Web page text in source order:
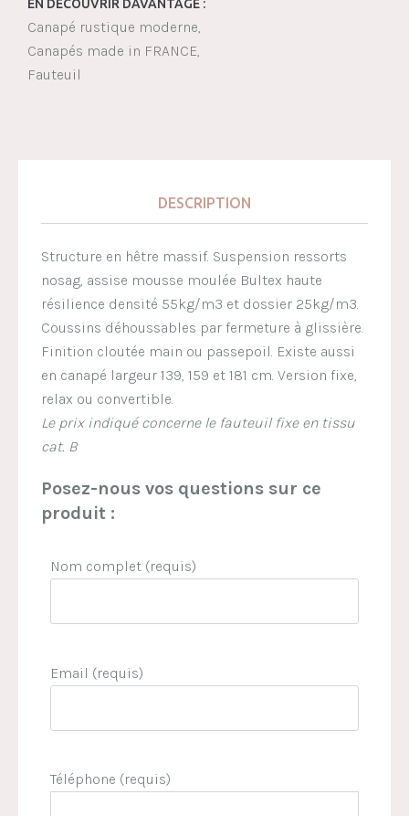
EN DÉCOUVRIR DAVANTAGE :
Canapé rustique moderne
Canapés made in FRANCE
Fauteuil
DESCRIPTION
Structure en hêtre massif. Suspension ressorts
nosag, assise mousse moulée Bultex haute
résilience densité 55kg/m3 et dossier 25kg/m3.
Coussins déhoussables par fermeture à glissière.
Finition cloutée main ou passepoil. Existe aussi
en canapé largeur 139, 159 et 181 cm. Version fixe,
relax ou convertible.
Le prix indiqué concerne le fauteuil fixe en tissu
cat. B
Posez-nous vos questions sur ce
produit :
Nom complet (requis)
Email (requis)
Téléphone (requis)